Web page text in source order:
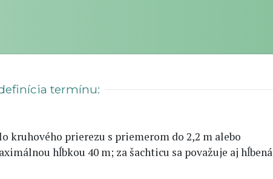
termínu:
kruhového prierezu s priemerom do 2,2 m alebo
hĺbkou 40 m; za šachticu sa považuje aj hĺbená